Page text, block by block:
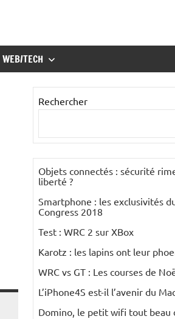
WEB/TECH
Rechercher
Objets connectés : sécurité
liberté ?
Smartphone : les exclusivités
Congress 2018
Test : WRC 2 sur XBox
Karotz : les lapins ont leur
WRC vs GT : Les courses de
L’iPhone4S est-il l’avenir du
Domino, le petit wifi tout beau